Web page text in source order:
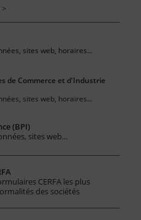
sites web, horaires...
de Commerce et d'Industrie
sites web, horaires...
(BPI)
sites web...
CERFA les plus
des sociétés